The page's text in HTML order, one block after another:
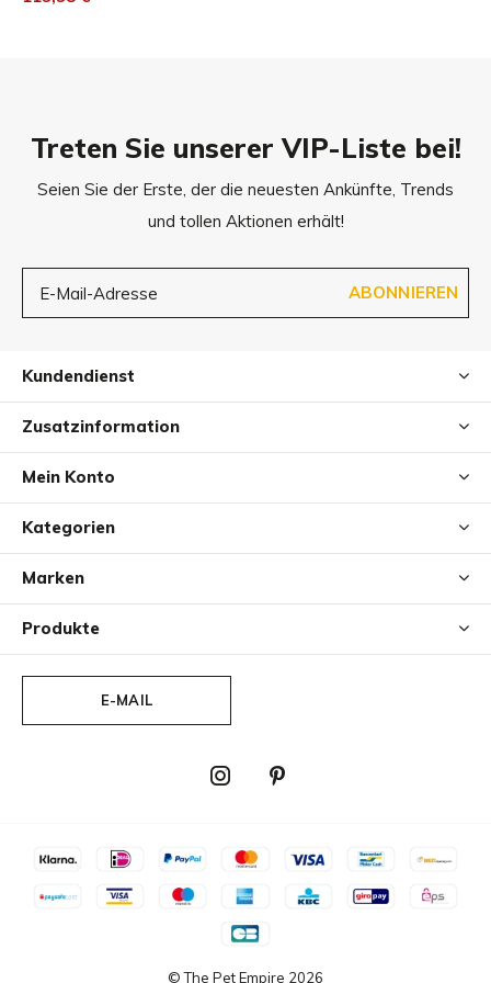
Treten Sie unserer VIP-Liste bei!
Seien Sie der Erste, der die neuesten Ankünfte, Trends
und tollen Aktionen erhält!
ABONNIEREN
Kundendienst
Zusatzinformation
Mein Konto
Kategorien
Marken
Produkte
E-MAIL
© The Pet Empire 2026